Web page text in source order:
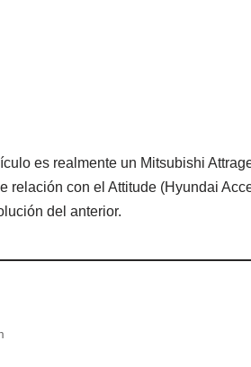
es realmente un Mitsubishi
relación con el Attitude (Hyundai
del anterior.